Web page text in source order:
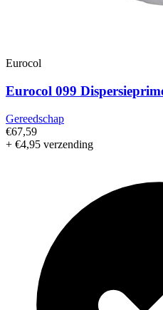
Eurocol
Eurocol 099
Gereedschap
€67,59
+ €4,95 verzending